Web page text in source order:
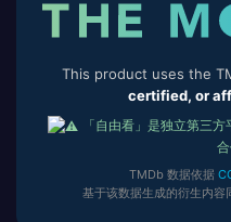
This product uses the
certified, or
「自由看」是独立第三
TMDb 数据依据
基于该数据生成的衍生内容